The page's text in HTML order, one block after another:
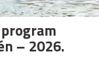
– 2026.